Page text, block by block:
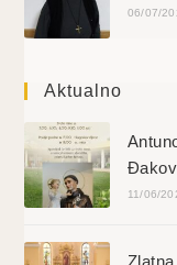
06/07/
Aktualno
11/06/